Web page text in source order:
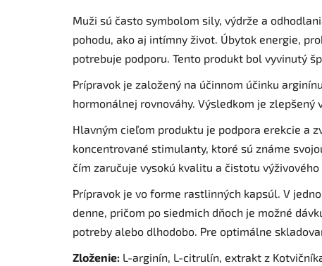
Muži sú často symbolom sily, výdrže a
pohodu, ako aj intímny život. Úbytok energie,
potrebuje podporu. Tento produkt bol vyvinutý
Prípravok je založený na účinnom účinku
hormonálnej rovnováhy. Výsledkom je zlepšený
Hlavným cieľom produktu je podpora erekcie a
koncentrované stimulanty, ktoré sú známe
čím zaručuje vysokú kvalitu a čistotu výživového
Prípravok je vo forme rastlinných kapsúl. V
denne, pričom po siedmich dňoch je možné
potreby alebo dlhodobo. Pre optimálne
Zloženie: L-arginín, L-citrulín, extrakt z